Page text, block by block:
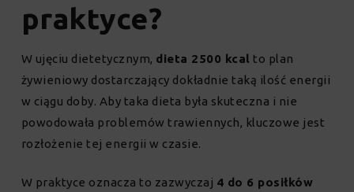
praktyce?
W ujęciu dietetycznym, dieta 2500 kcal to plan
żywieniowy dostarczający dokładnie taką ilość energii
w ciągu doby. Aby taka dieta była skuteczna i nie
powodowała problemów trawiennych, kluczowe jest
rozłożenie tej energii w czasie.
W praktyce oznacza to zazwyczaj 4 do 6 posiłków